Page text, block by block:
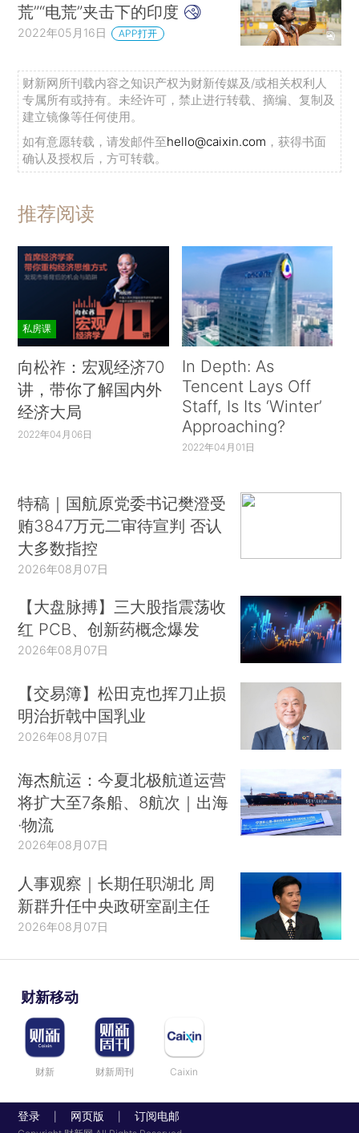
荒”“电荒”夹击下的印度
2022年05月16日 APP打开
财新网所刊载内容之知识产权为财新传媒及/或相关权利人
专属所有或持有。未经许可，禁止进行转载、摘编、复制及
建立镜像等任何使用。
如有意愿转载，请发邮件至hello@caixin.com ，获得书面
确认及授权后，方可转载。
推荐阅读
私房课
向松祚：宏观经济70
讲，带你了解国内外
经济大局
2022年04月06日
In Depth: As
Tencent Lays Off
Staff, Is Its ‘Winter’
Approaching?
2022年04月01日
特稿｜国航原党委书记樊澄受
贿3847万元二审待宣判 否认
大多数指控
2026年08月07日
【大盘脉搏】三大股指震荡收
红 PCB、创新药概念爆发
2026年08月07日
【交易簿】松田克也挥刀止损
明治折戟中国乳业
2026年08月07日
海杰航运：今夏北极航道运营
将扩大至7条船、8航次｜出海
·物流
2026年08月07日
人事观察｜长期任职湖北 周
新群升任中央政研室副主任
2026年08月07日
财新移动
财新 财新周刊 Caixin
登录 网页版 订阅电邮